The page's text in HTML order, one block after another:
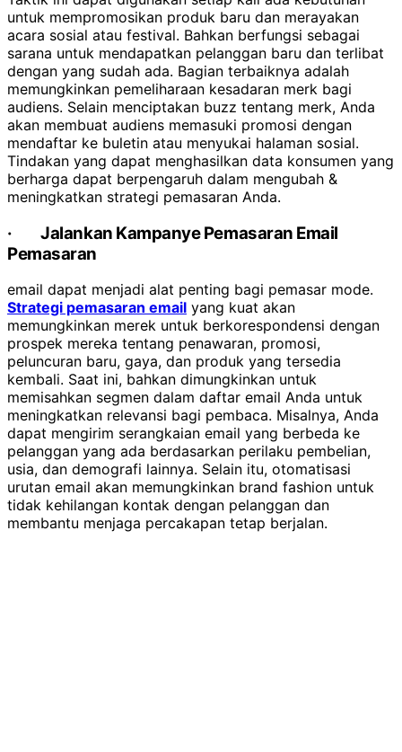
untuk mempromosikan produk baru dan merayakan
acara sosial atau festival. Bahkan berfungsi sebagai
sarana untuk mendapatkan pelanggan baru dan terlibat
dengan yang sudah ada. Bagian terbaiknya adalah
memungkinkan pemeliharaan kesadaran merk bagi
audiens. Selain menciptakan buzz tentang merk, Anda
akan membuat audiens memasuki promosi dengan
mendaftar ke buletin atau menyukai halaman sosial.
Tindakan yang dapat menghasilkan data konsumen yang
berharga dapat berpengaruh dalam mengubah &
meningkatkan strategi pemasaran Anda.
·Jalankan Kampanye Pemasaran Email
Pemasaran
email dapat menjadi alat penting bagi pemasar mode.
Strategi pemasaran email yang kuat akan
memungkinkan merek untuk berkorespondensi dengan
prospek mereka tentang penawaran, promosi,
peluncuran baru, gaya, dan produk yang tersedia
kembali. Saat ini, bahkan dimungkinkan untuk
memisahkan segmen dalam daftar email Anda untuk
meningkatkan relevansi bagi pembaca. Misalnya, Anda
dapat mengirim serangkaian email yang berbeda ke
pelanggan yang ada berdasarkan perilaku pembelian,
usia, dan demografi lainnya. Selain itu, otomatisasi
urutan email akan memungkinkan brand fashion untuk
tidak kehilangan kontak dengan pelanggan dan
membantu menjaga percakapan tetap berjalan.